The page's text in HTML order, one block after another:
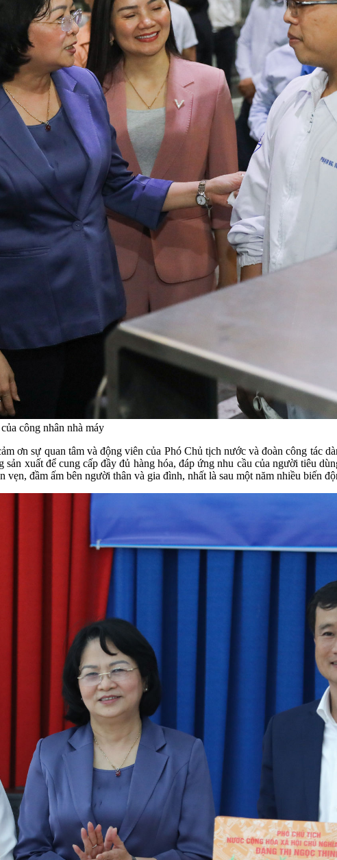
công nhân nhà máy
ơn sự quan tâm và động viên của Phó Chủ tịch nước và đoàn công tác
xuất để cung cấp đầy đủ hàng hóa, đáp ứng nhu cầu của người tiêu
đầm ấm bên người thân và gia đình, nhất là sau một năm nhiều biến